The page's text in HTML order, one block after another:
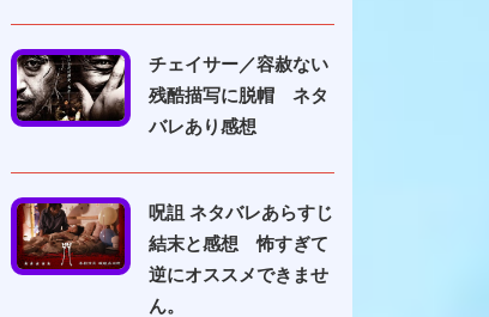
チェイサー／容赦ない
残酷描写に脱帽 ネタ
バレあり感想
呪詛 ネタバレあらすじ
結末と感想 怖すぎて
逆にオススメできませ
ん。